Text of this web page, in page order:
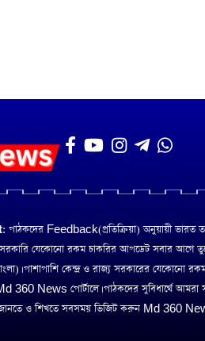
পাঠকদের Feedback(প্রতিক্রিয়া) অনুয়ায়ী ভারত
যেকোনো রকম চাকরির আপডেট সবার
পাশাপাশি কেন্দ্র ও রাজ্য সরকারের যেকোনো
360 News পোর্টালে। পাঠকদের সুবিধার্থে
ও শিখতে সবসময় ভিজিট করুন Md 360